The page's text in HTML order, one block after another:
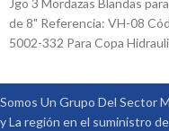
de 8" Referencia: VH-08
5002-332 Para Copa
Somos Un Grupo Del Sector
y La región en el suministro